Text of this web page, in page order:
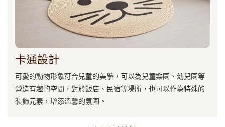
卡通設計
可愛的動物形象符合兒童的美學，可以為兒童樂園、幼兒園等
營造有趣的空間，對於飯店、民宿等場所，也可以作為特殊的
裝飾元素，增添溫馨的氛圍。